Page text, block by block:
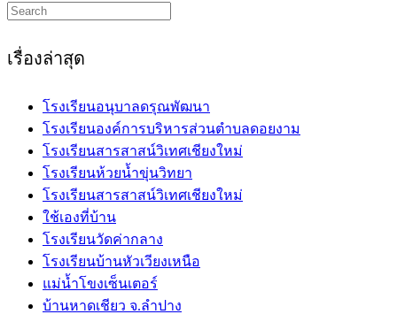
Search
this
เรื่องล่าสุด
โรงเรียนอนุบาลดรุณพัฒนา
โรงเรียนองค์การบริหารส่วนตำบลดอยงาม
โรงเรียนสารสาสน์วิเทศเชียงใหม่
โรงเรียนห้วยน้ำขุ่นวิทยา
โรงเรียนสารสาสน์วิเทศเชียงใหม่
ใช้เองที่บ้าน
โรงเรียนวัดค่ากลาง
โรงเรียนบ้านหัวเวียงเหนือ
แม่น้ำโขงเซ็นเตอร์
บ้านหาดเชียว จ.ลำปาง